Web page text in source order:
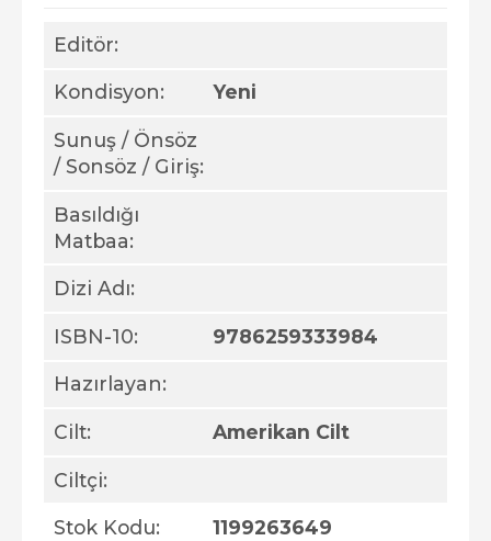
Editör:
Kondisyon: Yeni
Sunuş / Önsöz
/ Sonsöz / Giriş:
Basıldığı
Matbaa:
Dizi Adı:
ISBN-10: 9786259333984
Hazırlayan:
Cilt: Amerikan Cilt
Ciltçi:
Stok Kodu: 1199263649